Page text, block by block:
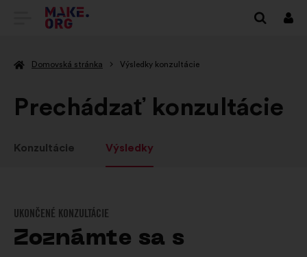
PREJSŤ
DOMOVSKÚ
STRÁNKU
Domovská stránka Výsledky konzultácie
Prechádzať konzultácie
Konzultácie Výsledky
UKONČENÉ KONZULTÁCIE
Zoznámte sa s